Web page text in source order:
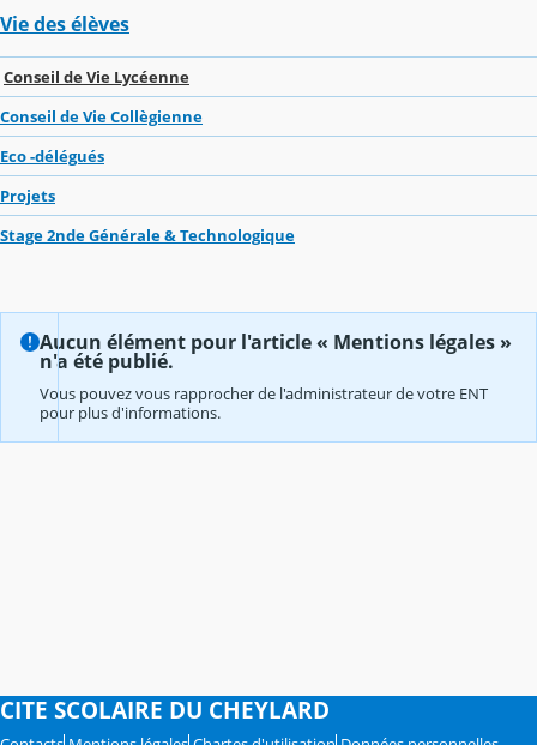
Vie des élèves
Conseil de Vie Lycéenne
Conseil de Vie Collègienne
Eco -délégués
Projets
Stage 2nde Générale & Technologique
Aucun élément pour l'article « Mentions légales »
n'a été publié.
Vous pouvez vous rapprocher de l'administrateur de votre ENT
pour plus d'informations.
CITE SCOLAIRE DU CHEYLARD